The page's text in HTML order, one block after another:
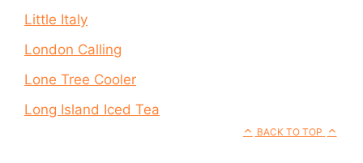
Little Italy
London Calling
Lone Tree Cooler
Long Island Iced Tea
BACK TO TOP